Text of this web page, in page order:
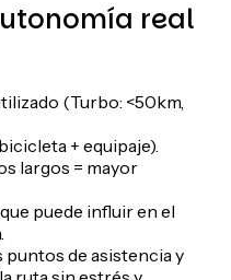
real
(Turbo: <50km,
+ equipaje).
largos = mayor
puede influir en el
puntos de asistencia y